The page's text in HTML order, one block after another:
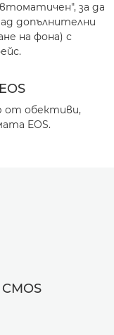
за да
допълнителни
на фона) с
от обективи,
EOS.